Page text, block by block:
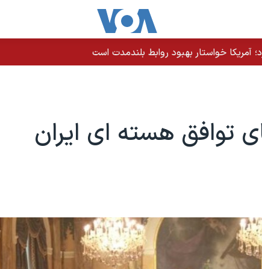
آمریکا خواستار بهبود روابط بلندمدت است
توافق هسته ای ایران